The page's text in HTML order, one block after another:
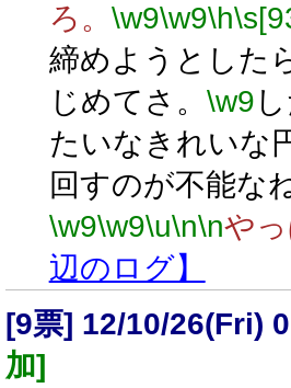
ろ。 \w9\w9\h
締めようとした
じめてさ。 \w9
たいなきれいな
回すのが不能な
\w9\w9\u\n\nや
辺のログ】
[9票] 12/10/26(Fri)
加]